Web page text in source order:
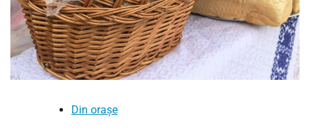
Din orașe